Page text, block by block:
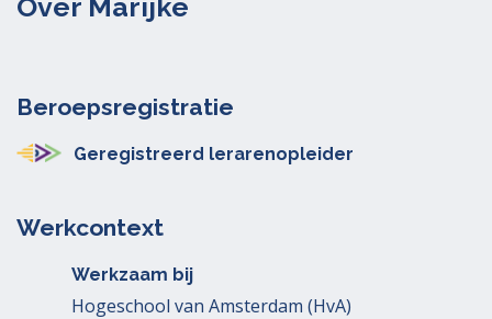
Over Marijke
Beroepsregistratie
Geregistreerd lerarenopleider
Werkcontext
Werkzaam bij
Hogeschool van Amsterdam (HvA)